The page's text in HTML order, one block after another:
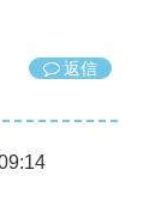
返信